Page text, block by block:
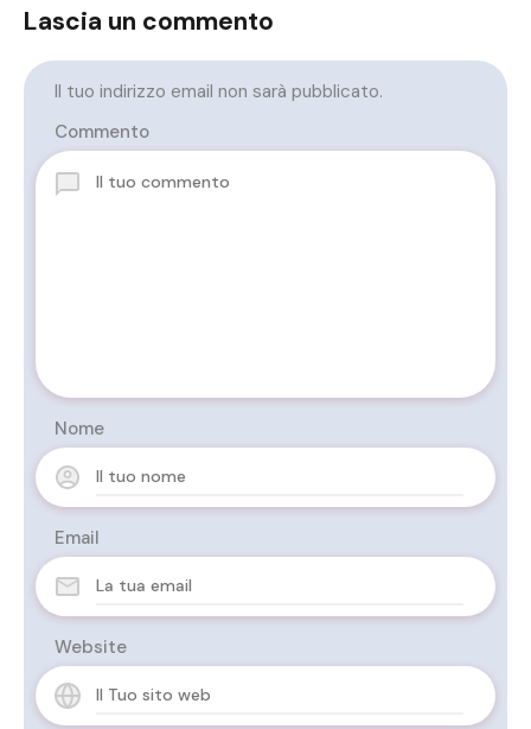
Lascia un commento
Il tuo indirizzo email non sarà pubblicato.
Commento
Nome
Email
Website